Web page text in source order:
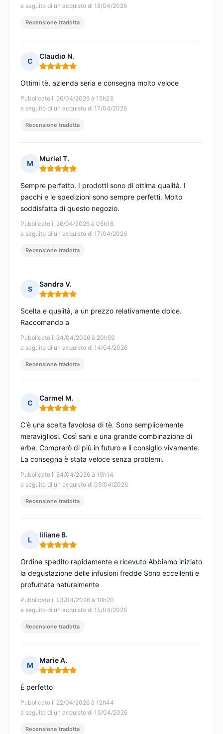
a seguito di un acquisto di 18/04/2026
Recensione tradotta
C
Claudio N.
Nota: 5 su 5
Pubblicato il 26/04/2026 à 15h23
a seguito di un acquisto di 17/04/2026
Ottimi tè, azienda seria e consegna molto veloce
Recensione tradotta
M
Muriel T.
Nota: 5 su 5
Pubblicato il 26/04/2026 à 05h18
a seguito di un acquisto di 17/04/2026
Sempre perfetto. I prodotti sono di ottima qualità. I
pacchi e le spedizioni sono sempre perfetti. Molto
soddisfatta di questo negozio.
Recensione tradotta
S
Sandra V.
Nota: 5 su 5
Pubblicato il 24/04/2026 à 20h59
a seguito di un acquisto di 14/04/2026
Scelta e qualità, a un prezzo relativamente dolce.
Raccomando a
Recensione tradotta
C
Carmel M.
Nota: 5 su 5
Pubblicato il 24/04/2026 à 15h14
a seguito di un acquisto di 05/04/2026
C'è una scelta favolosa di tè. Sono semplicemente
meravigliosi. Così sani e una grande combinazione di
erbe. Comprerò di più in futuro e li consiglio vivamente.
La consegna è stata veloce senza problemi.
Recensione tradotta
L
liliane B.
Nota: 5 su 5
Pubblicato il 23/04/2026 à 18h20
a seguito di un acquisto di 15/04/2026
Ordine spedito rapidamente e ricevuto Abbiamo iniziato
la degustazione delle infusioni fredde Sono eccellenti e
profumate naturalmente
Recensione tradotta
M
Marie A.
Nota: 5 su 5
Pubblicato il 22/04/2026 à 12h44
a seguito di un acquisto di 13/04/2026
È perfetto
Recensione tradotta